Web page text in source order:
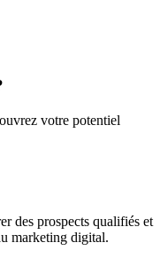
votre potentiel
des prospects qualifiés et
marketing digital.